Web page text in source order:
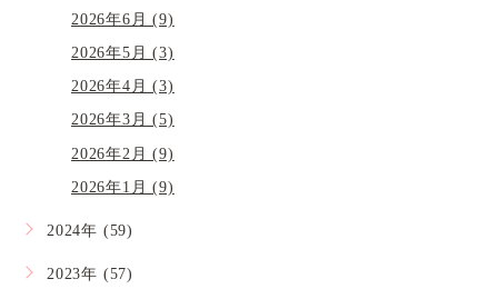
2026年6月 (9)
2026年5月 (3)
2026年4月 (3)
2026年3月 (5)
2026年2月 (9)
2026年1月 (9)
2024年 (59)
2023年 (57)